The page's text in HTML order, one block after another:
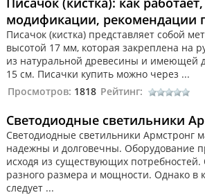
модификации, рекомендации
Писачок (кистка) представляет собой
высотой 17 мм, которая закреплена на
из натуральной древесины и имеющей
15 см. Писачки купить можно через ...
Просмотров: 1818 Рейтинг:
Светодиодные светильники
Светодиодные светильники Армстронг
надежны и долговечны. Оборудование
исходя из существующих
разного размера и мощности. Однако в
следует ...